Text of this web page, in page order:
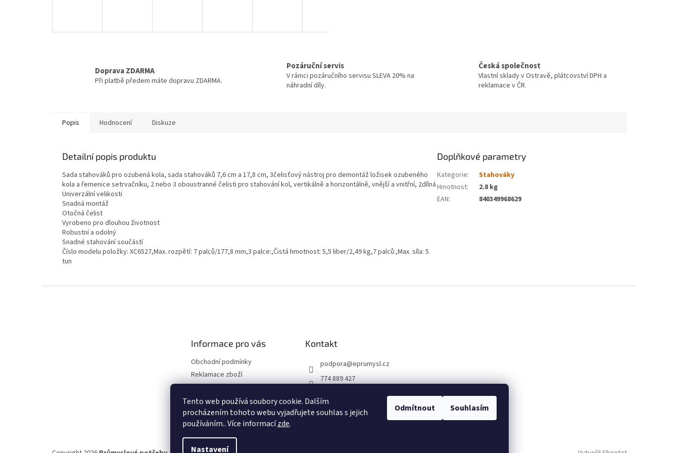
Tento web používá soubory cookie. Dalším
procházením tohoto webu vyjadřujete souhlas s jejich
používáním.. Více informacízde.
Nastavení
Odmítnout Souhlasím
Doprava ZDARMA
Při platbě předem máte dopravu ZDARMA.
Pozáruční servis
V rámci pozáručního servisu SLEVA 20% na
náhradní díly.
Česká společnost
Vlastní sklady v Ostravě, plátcovství DPH a
reklamace v ČR.
Popis Hodnocení Diskuze
Detailní popis produktu
Sada stahováků pro ozubená kola, sada stahováků 7,6 cm a 17,8 cm, 3čelisťový nástroj pro demontáž ložisek ozubeného
kola a řemenice setrvačníku, 2 nebo 3 oboustranné čelisti pro stahování kol, vertikálně a horizontálně, vnější a vnitřní, 2dílná
Univerzální velikosti
Snadná montáž
Otočná čelist
Vyrobeno pro dlouhou životnost
Robustní a odolný
Snadné stahování součástí
Číslo modelu položky: XC6527,Max. rozpětí: 7 palců/177,8 mm,3 palce:,Čistá hmotnost: 5,5 liber/2,49 kg,7 palců:,Max. síla: 5
tun
Doplňkové parametry
Kategorie:
Stahováky
Hmotnost:
2.8 kg
EAN: 840349968629
Informace pro vás
Obchodní podmínky
Reklamace zboží
Kontakty
Moje objednávka
Kontakt
podpora@eprumysl.cz
774 889 427